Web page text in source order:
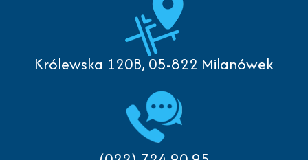
Królewska 120B, 05-822 Milanówek